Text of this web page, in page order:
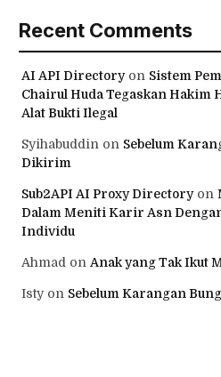
Recent Comments
AI API Directoryon Sistem
Chairul Huda Tegaskan Hakim
Alat Bukti Ilegal
Syihabuddin on Sebelum
Dikirim
Sub2API AI Proxy Directoryon
Dalam Meniti Karir Asn
Individu
Ahmad on Anak yang Tak Ikut
Istyon Sebelum Karangan